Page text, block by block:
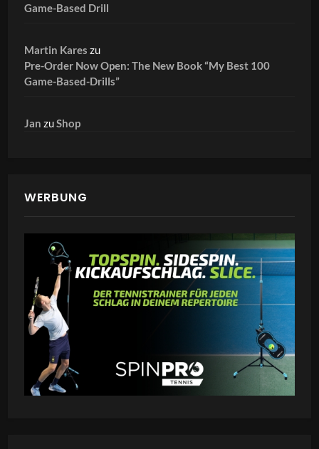
Game-Based Drill
Martin Kares zu
Pre-Order Now Open: The New Book “My Best 100
Game-Based-Drills”
Jan zuShop
WERBUNG